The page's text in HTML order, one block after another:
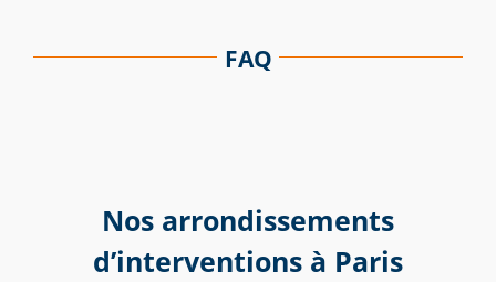
FAQ
Nos arrondissements
d’interventions à Paris